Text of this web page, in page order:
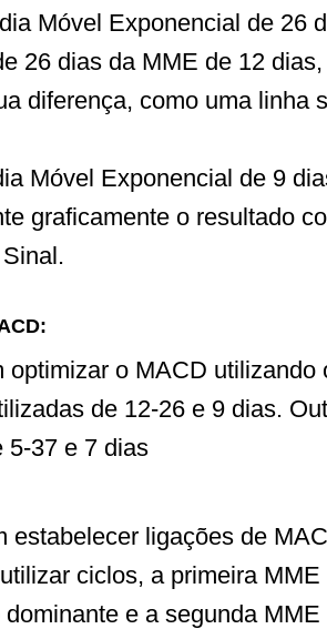
Móvel Exponencial de 26
26 dias da MME de 12
diferença, como uma linha
Móvel Exponencial de 9
graficamente o resultado
optimizar o MACD utilizando
de 12-26 e 9 dias.
5-37 e 7 dias
estabelecer ligações de
ciclos, a primeira
e a segunda